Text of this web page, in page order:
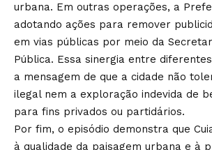
urbana. Em outras operações, a
adotando ações para remover
em vias públicas por meio da
Pública. Essa sinergia entre
a mensagem de que a cidade não
ilegal nem a exploração indevida de
para fins privados ou partidários.
Por fim, o episódio demonstra que
à qualidade da paisagem urbana e à